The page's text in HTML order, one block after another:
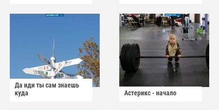
Да иди ты сам знаешь
куда
Астерикс - начало